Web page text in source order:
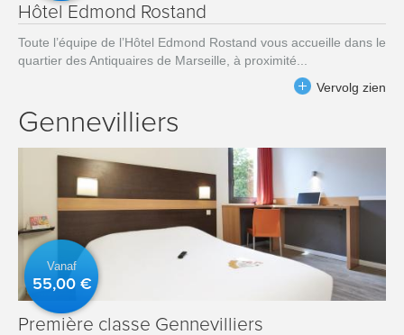
Hôtel Edmond Rostand
Toute l’équipe de l’Hôtel Edmond Rostand vous accueille dans le
quartier des Antiquaires de Marseille, à proximité...
Vervolg zien
Gennevilliers
Vanaf
55,00 €
Première classe Gennevilliers